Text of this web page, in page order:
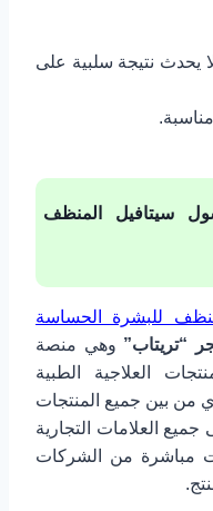
يحدث نتيجة سلبية على
سيتافيل المنظف
للبشرة الحساسة
“تريتاب” وهي منصة
العلاجية الطبية
ي من بين جميع المنتجات
العلامات التجارية
مباشرة من الشركات